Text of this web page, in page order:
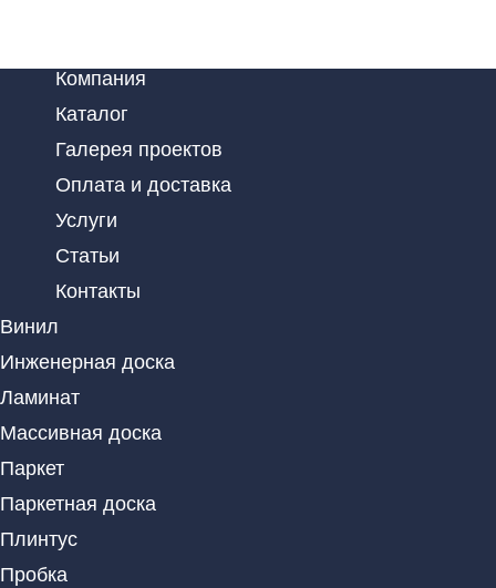
Компания
Каталог
Галерея проектов
Оплата и доставка
Услуги
Статьи
Контакты
Винил
Инженерная доска
Ламинат
Массивная доска
Паркет
Паркетная доска
Плинтус
Пробка